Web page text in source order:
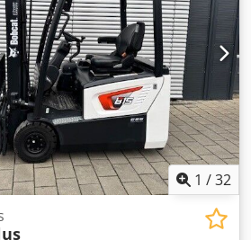
Crjdjx Nk Hyopfx Ai Aef
: 24 volts, 150 Ah
1 /32